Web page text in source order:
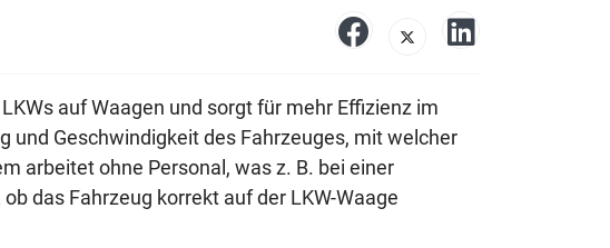
auf Waagen und sorgt für mehr Effizienz im
und Geschwindigkeit des Fahrzeuges, mit welcher
arbeitet ohne Personal, was z. B. bei einer
das Fahrzeug korrekt auf der LKW-Waage